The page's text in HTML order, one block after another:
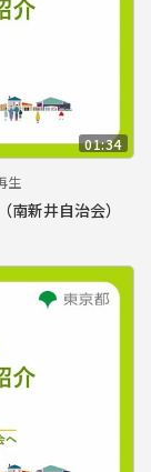
01:34
生
新井自治会）